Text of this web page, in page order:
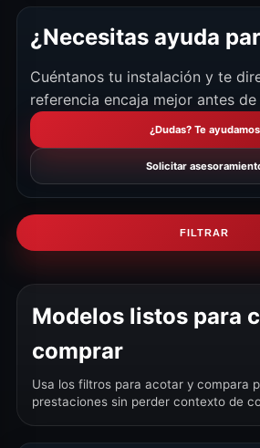
¿Necesitas ayuda
Cuéntanos tu instalación y te
referencia encaja mejor antes
¿Dudas? Te ayudamos
Solicitar
FILTRAR
Modelos listos para
comprar
Usa los filtros para acotar y compara
prestaciones sin perder contexto de